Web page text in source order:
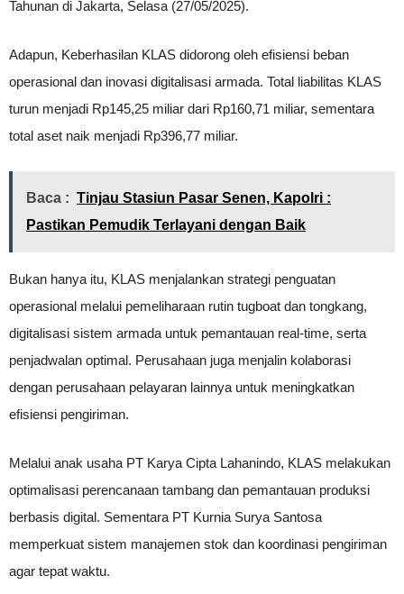
Tahunan di Jakarta, Selasa (27/05/2025).
Adapun, Keberhasilan KLAS didorong oleh efisiensi beban
operasional dan inovasi digitalisasi armada. Total liabilitas KLAS
turun menjadi Rp145,25 miliar dari Rp160,71 miliar, sementara
total aset naik menjadi Rp396,77 miliar.
Baca : Tinjau Stasiun Pasar Senen, Kapolri :
Pastikan Pemudik Terlayani dengan Baik
Bukan hanya itu, KLAS menjalankan strategi penguatan
operasional melalui pemeliharaan rutin tugboat dan tongkang,
digitalisasi sistem armada untuk pemantauan real-time, serta
penjadwalan optimal. Perusahaan juga menjalin kolaborasi
dengan perusahaan pelayaran lainnya untuk meningkatkan
efisiensi pengiriman.
Melalui anak usaha PT Karya Cipta Lahanindo, KLAS melakukan
optimalisasi perencanaan tambang dan pemantauan produksi
berbasis digital. Sementara PT Kurnia Surya Santosa
memperkuat sistem manajemen stok dan koordinasi pengiriman
agar tepat waktu.